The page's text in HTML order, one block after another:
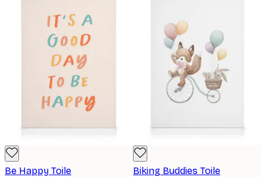
Be Happy Toile Biking Buddies Toile